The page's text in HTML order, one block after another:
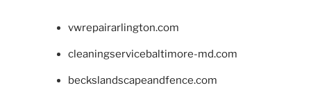
vwrepairarlington.com
cleaningservicebaltimore-md.com
beckslandscapeandfence.com